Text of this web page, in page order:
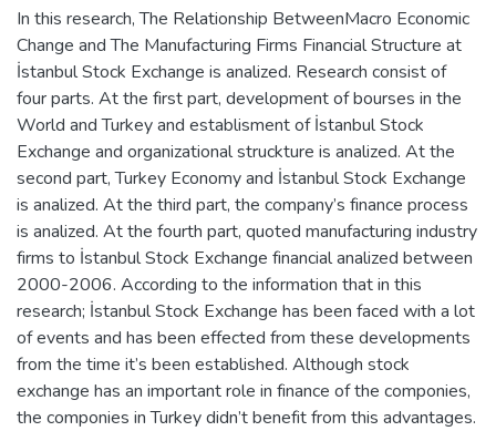
In this research, The Relationship BetweenMacro Economic
Change and The Manufacturing Firms Financial Structure at
İstanbul Stock Exchange is analized. Research consist of
four parts. At the first part, development of bourses in the
World and Turkey and establisment of İstanbul Stock
Exchange and organizational struckture is analized. At the
second part, Turkey Economy and İstanbul Stock Exchange
is analized. At the third part, the company’s finance process
is analized. At the fourth part, quoted manufacturing industry
firms to İstanbul Stock Exchange financial analized between
2000-2006. According to the information that in this
research; İstanbul Stock Exchange has been faced with a lot
of events and has been effected from these developments
from the time it’s been established. Although stock
exchange has an important role in finance of the componies,
the componies in Turkey didn’t benefit from this advantages.